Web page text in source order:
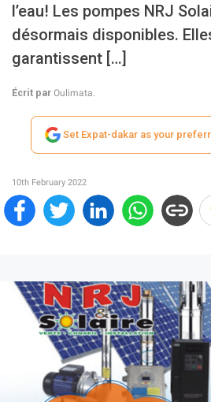
l’eau! Les pompes NRJ
désormais disponibles.
garantissent […]
Écrit par Oulimata.
Set Expat-dakar as your
10th February 2022